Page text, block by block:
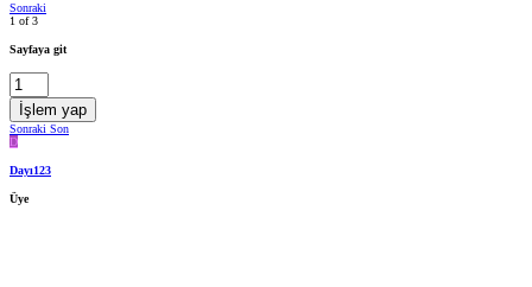
Sonraki
1 of 3
Sayfaya git
İşlem yap
Sonraki Son
D
Dayı123
Üye